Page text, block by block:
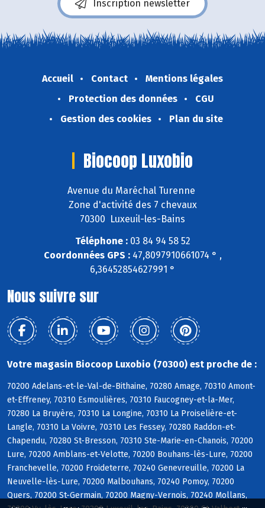
Inscription newsletter
Accueil Contact
Mentions légales
Protection des données
CGU
Gestion des cookies
Plan du site
Biocoop Luxobio
Avenue du Maréchal Turenne
Zone d'activité des 7 chevaux
70300 Luxeuil-les-Bains
Téléphone :03 84 94 58 52
Coordonnées GPS :47,8097910661074 ° ,
6,36452854627991 °
Nous suivre sur
Votre magasin Biocoop Luxobio (70300) est proche de :
70200 Adelans-et-le-Val-de-Bithaine, 70280 Amage, 70310 Amont-
et-Effreney, 70310 Esmoulières, 70310 Faucogney-et-la-Mer,
70280 La Bruyère, 70310 La Longine, 70310 La Proiselière-et-
Langle, 70310 La Voivre, 70310 Les Fessey, 70280 Raddon-et-
Chapendu, 70280 St-Bresson, 70310 Ste-Marie-en-Chanois, 70200
Lure, 70200 Amblans-et-Velotte, 70200 Bouhans-lès-Lure, 70200
Franchevelle, 70200 Froideterre, 70240 Genevreuille, 70200 La
Neuvelle-lès-Lure, 70200 Malbouhans, 70240 Pomoy, 70200
Quers, 70200 St-Germain, 70200 Magny-Vernois, 70240 Mollans,